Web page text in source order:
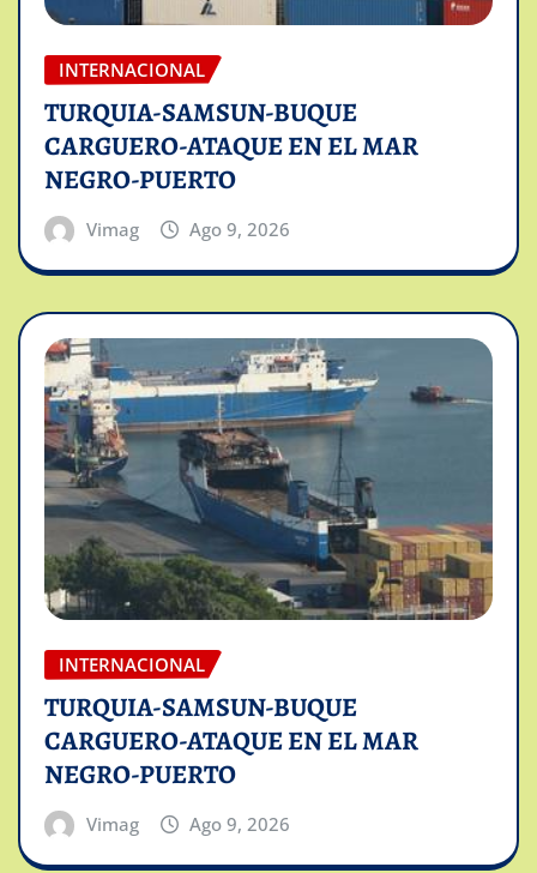
INTERNACIONAL
TURQUIA-SAMSUN-BUQUE
CARGUERO-ATAQUE EN EL MAR
NEGRO-PUERTO
Vimag Ago 9, 2026
INTERNACIONAL
TURQUIA-SAMSUN-BUQUE
CARGUERO-ATAQUE EN EL MAR
NEGRO-PUERTO
Vimag Ago 9, 2026